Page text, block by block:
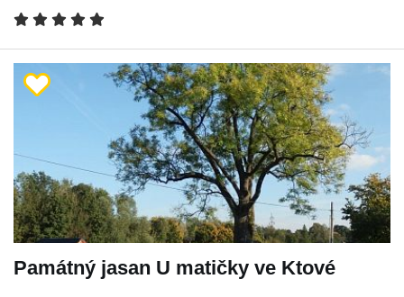
Památný jasan U matičky ve Ktové